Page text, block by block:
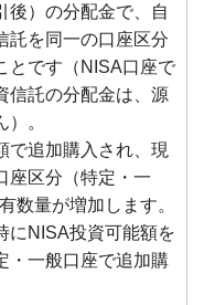
後）の分配金で、自
託を同一の口座区分
とです（NISA口座で
信託の分配金は、源
。
で追加購入され、現
座区分（特定・一
数量が増加します。
にNISA投資可能額を
・一般口座で追加購